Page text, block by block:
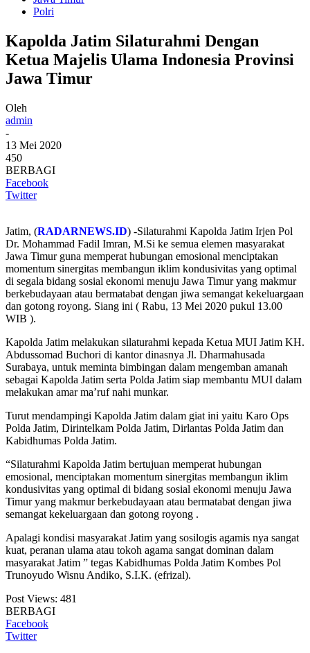
Polri
Kapolda Jatim Silaturahmi Dengan
Ketua Majelis Ulama Indonesia Provinsi
Jawa Timur
Oleh
admin
-
13 Mei 2020
450
BERBAGI
Facebook
Twitter
Jatim, (RADARNEWS.ID) -Silaturahmi Kapolda Jatim Irjen Pol
Dr. Mohammad Fadil Imran, M.Si ke semua elemen masyarakat
Jawa Timur guna memperat hubungan emosional menciptakan
momentum sinergitas membangun iklim kondusivitas yang optimal
di segala bidang sosial ekonomi menuju Jawa Timur yang makmur
berkebudayaan atau bermatabat dengan jiwa semangat kekeluargaan
dan gotong royong. Siang ini ( Rabu, 13 Mei 2020 pukul 13.00
WIB ).
Kapolda Jatim melakukan silaturahmi kepada Ketua MUI Jatim KH.
Abdussomad Buchori di kantor dinasnya Jl. Dharmahusada
Surabaya, untuk meminta bimbingan dalam mengemban amanah
sebagai Kapolda Jatim serta Polda Jatim siap membantu MUI dalam
melakukan amar ma’ruf nahi munkar.
Turut mendampingi Kapolda Jatim dalam giat ini yaitu Karo Ops
Polda Jatim, Dirintelkam Polda Jatim, Dirlantas Polda Jatim dan
Kabidhumas Polda Jatim.
“Silaturahmi Kapolda Jatim bertujuan memperat hubungan
emosional, menciptakan momentum sinergitas membangun iklim
kondusivitas yang optimal di bidang sosial ekonomi menuju Jawa
Timur yang makmur berkebudayaan atau bermatabat dengan jiwa
semangat kekeluargaan dan gotong royong .
Apalagi kondisi masyarakat Jatim yang sosilogis agamis nya sangat
kuat, peranan ulama atau tokoh agama sangat dominan dalam
masyarakat Jatim ” tegas Kabidhumas Polda Jatim Kombes Pol
Trunoyudo Wisnu Andiko, S.I.K. (efrizal).
Post Views: 481
BERBAGI
Facebook
Twitter